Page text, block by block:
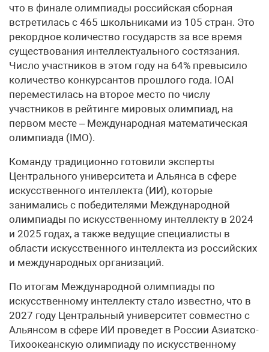
что в финале олимпиады российская сборная
встретилась с 465 школьниками из 105 стран. Это
рекордное количество государств за все время
существования интеллектуального состязания.
Число участников в этом году на 64% превысило
количество конкурсантов прошлого года. IOAI
переместилась на второе место по числу
участников в рейтинге мировых олимпиад, на
первом месте – Международная математическая
олимпиада (IMO).
Команду традиционно готовили эксперты
Центрального университета и Альянса в сфере
искусственного интеллекта (ИИ), которые
занимались с победителями Международной
олимпиады по искусственному интеллекту в 2024
и 2025 годах, а также ведущие специалисты в
области искусственного интеллекта из российских
и международных организаций.
По итогам Международной олимпиады по
искусственному интеллекту стало известно, что в
2027 году Центральный университет совместно с
Альянсом в сфере ИИ проведет в России Азиатско-
Тихоокеанскую олимпиаду по искусственному